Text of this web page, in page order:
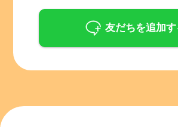
友だちを追加す